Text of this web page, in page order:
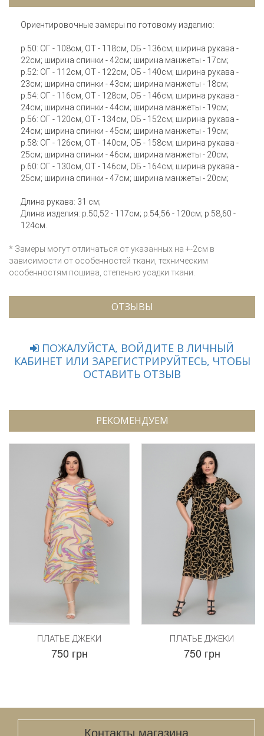
Ориентировочные замеры по готовому изделию:
р.50: ОГ - 108см, ОТ - 118см, ОБ - 136см; ширина рукава -
22см; ширина спинки - 42см; ширина манжеты - 17см;
р.52: ОГ - 112см, ОТ - 122см, ОБ - 140см; ширина рукава -
23см; ширина спинки - 43см; ширина манжеты - 18см;
р.54: ОГ - 116см, ОТ - 128см, ОБ - 146см; ширина рукава -
24см; ширина спинки - 44см; ширина манжеты - 19см;
р.56: ОГ - 120см, ОТ - 134см, ОБ - 152см; ширина рукава -
24см; ширина спинки - 45см; ширина манжеты - 19см;
р.58: ОГ - 126см, ОТ - 140см, ОБ - 158см; ширина рукава -
25см; ширина спинки - 46см; ширина манжеты - 20см;
р.60: ОГ - 130см, ОТ - 146см, ОБ - 164см; ширина рукава -
25см; ширина спинки - 47см; ширина манжеты - 20см;
Длина рукава: 31 см;
Длина изделия: р.50,52 - 117см; р.54,56 - 120см; р.58,60 -
124см.
* Замеры могут отличаться от указанных на +-2см в
зависимости от особенностей ткани, техническим
особенностям пошива, степенью усадки ткани.
ОТЗЫВЫ
ПОЖАЛУЙСТА, ВОЙДИТЕ В ЛИЧНЫЙ
КАБИНЕТ ИЛИ ЗАРЕГИСТРИРУЙТЕСЬ, ЧТОБЫ
ОСТАВИТЬ ОТЗЫВ
РЕКОМЕНДУЕМ
ПЛАТЬЕ ДЖЕКИ
750 грн
ПЛАТЬЕ ДЖЕКИ
750 грн
Контакты магазина